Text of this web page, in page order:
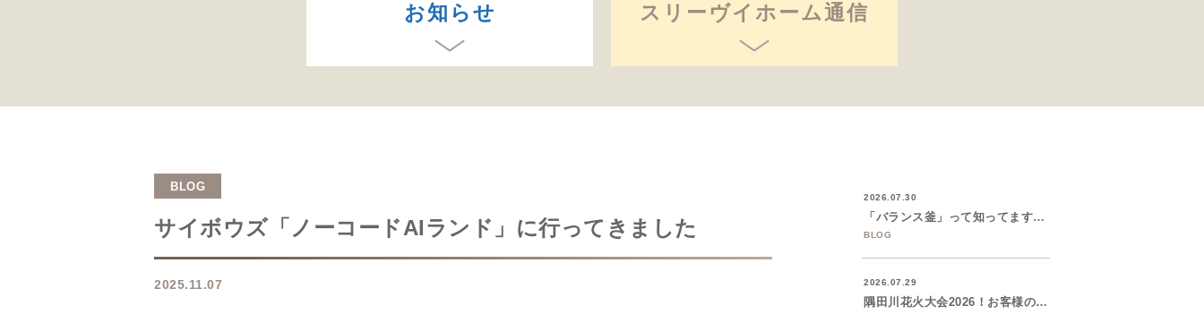
お知らせ スリーヴイホーム通信
BLOG
サイボウズ「ノーコードAIランド」に行ってきました
2025.11.07
2026.07.30
「バランス釜」って知ってますか？築50年...
BLOG
2026.07.29
隅田川花火大会2026！お客様のご招待で...